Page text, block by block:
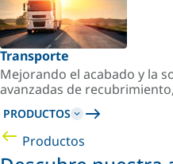
Transporte
Mejorando el acabado y la
avanzadas de
PRODUCTOS
Productos